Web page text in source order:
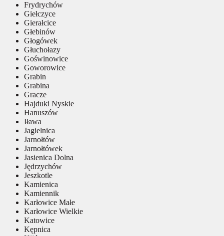
Frydrychów
Giełczyce
Gierałcice
Głebinów
Głogówek
Głuchołazy
Goświnowice
Goworowice
Grabin
Grabina
Gracze
Hajduki Nyskie
Hanuszów
Iława
Jagielnica
Jarnołtów
Jarnołtówek
Jasienica Dolna
Jędrzychów
Jeszkotle
Kamienica
Kamiennik
Karłowice Małe
Karłowice Wielkie
Katowice
Kępnica